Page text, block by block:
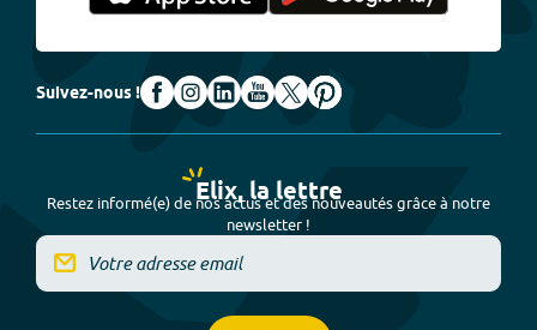
Suivez-nous !
Elix, la lettre
Restez informé(e) de nos actus et des nouveautés grâce à notre
newsletter !